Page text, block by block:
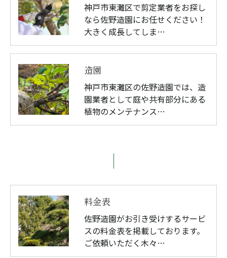
神戸市東灘区で剪定業者をお探し
なら佐野造園にお任せください！
大きく成長してしま…
造園
神戸市東灘区の佐野造園では、造
園業者として庭や共有部分にある
植物のメンテナンス…
料金表
佐野造園がお引き受けするサービ
スの料金表を掲載しております。
ご依頼いただく木々…